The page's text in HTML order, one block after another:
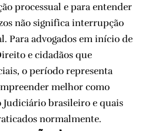
processual e para entender
não significa interrupção
Para advogados em início de
e cidadãos que
o período representa
melhor como
brasileiro e quais
normalmente.